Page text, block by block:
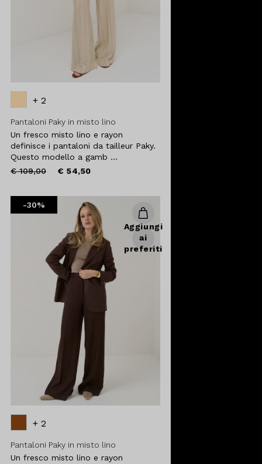
+ 2
Pantaloni Paky in misto lino
Un fresco misto lino e rayon
definisce i pantaloni da tailleur Paky.
Questo modello a gamb ...
Price
€ 109,00to € 54,50
-30%
Aggiungi
ai
preferiti
+ 2
Pantaloni Paky in misto lino
Un fresco misto lino e rayon